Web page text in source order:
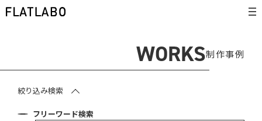
WORKS制作事例
絞り込み検索
フリーワード検索